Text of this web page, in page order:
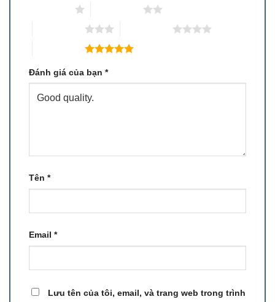
Đánh giá của bạn *
Tên *
Email *
Lưu tên của tôi, email, và trang web trong trình